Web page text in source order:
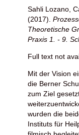
Sahli Lozano,
(2017).
Theoretische
Praxis 1. - 9.
Full text not
Mit der Vision
die Berner
zum Ziel
wurden die
Instituts für